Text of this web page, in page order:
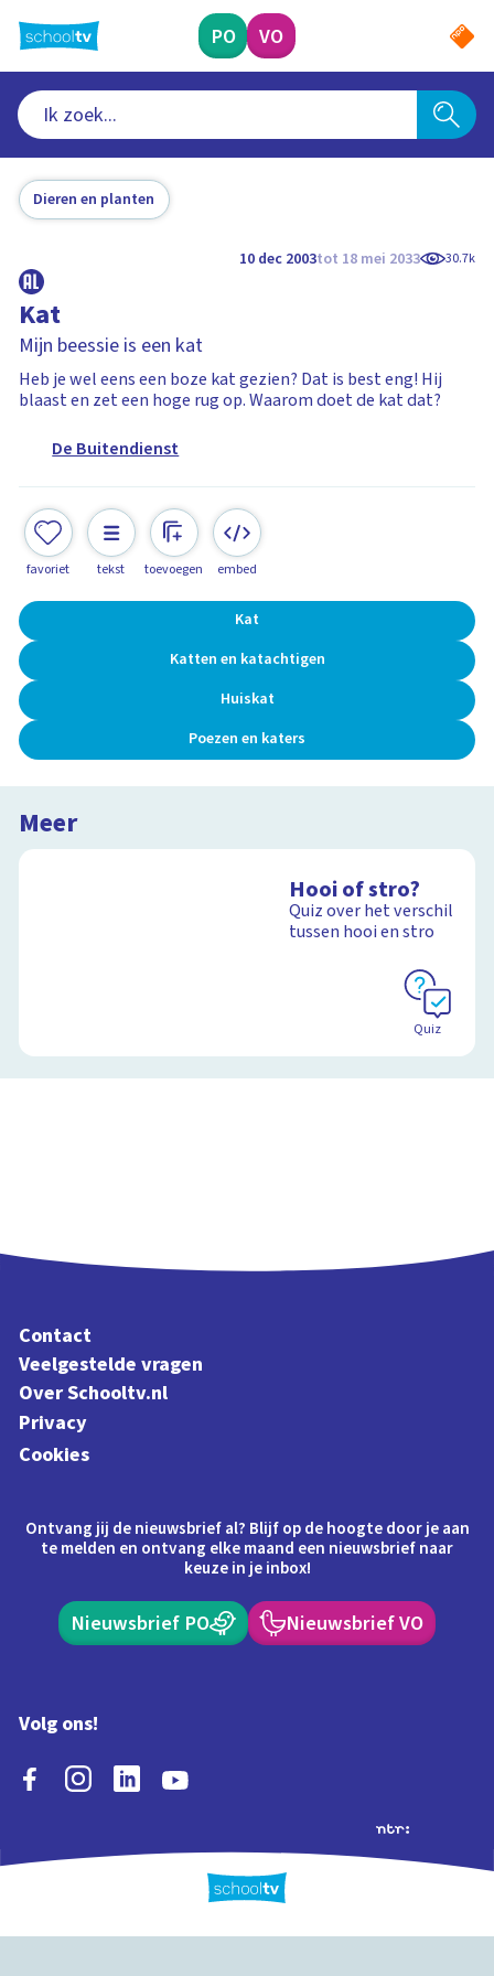
naar
hoofdinhoud
PO VO
Dieren en planten
10 dec 2003tot 18 mei 2033 30.7k
Kat
Mijn beessie is een kat
Heb je wel eens een boze kat gezien? Dat is best eng! Hij
blaast en zet een hoge rug op. Waarom doet de kat dat?
De Buitendienst
favoriet tekst toevoegen embed
Kat
Katten en katachtigen
Huiskat
Poezen en katers
Meer
Hooi of stro?
Quiz over het verschil
tussen hooi en stro
Quiz
Contact
Veelgestelde vragen
Over Schooltv.nl
Privacy
Cookies
Ontvang jij de nieuwsbrief al? Blijf op de hoogte door je aan
te melden en ontvang elke maand een nieuwsbrief naar
keuze in je inbox!
Nieuwsbrief PO Nieuwsbrief VO
Volg ons!